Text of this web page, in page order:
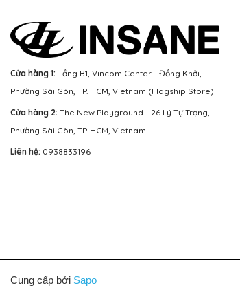
Cửa hàng 1: Tầng B1, Vincom Center - Đồng Khởi,
Phường Sài Gòn, TP. HCM, Vietnam (Flagship Store)
Cửa hàng 2: The New Playground - 26 Lý Tự Trọng,
Phường Sài Gòn, TP. HCM, Vietnam
Liên hệ: 0938833196
Cung cấp bởi Sapo